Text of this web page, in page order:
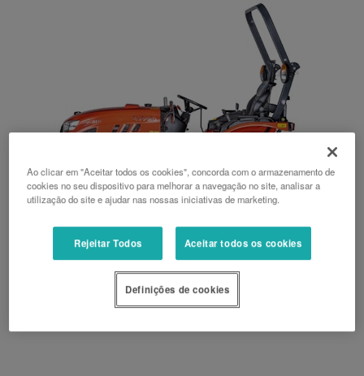
Série LX
Combinação perfeita - trator compacto e potente
Ao clicar em "Aceitar todos os cookies", concorda com o armazenamento de
cookies no seu dispositivo para melhorar a navegação no site, analisar a
utilização do site e ajudar nas nossas iniciativas de marketing.
Rejeitar Todos Aceitar todos os cookies
Definições de cookies